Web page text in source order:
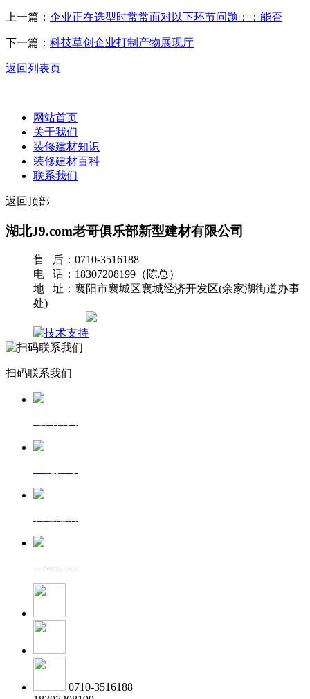
上一篇： 企业正在选型时常常面对以下环节问题：：能否
下一篇： 科技草创企业打制产物展现厅
返回列表页
网站首页
关于我们
装修建材知识
装修建材百科
联系我们
返回顶部
湖北J9.com老哥俱乐部新型建材有限公司
售 后：0710-3516188
电 话：18307208199（陈总）
地 址：襄阳市襄城区襄城经济开发区(余家湖街道办事
处)
扫码联系我们
0710-3516188